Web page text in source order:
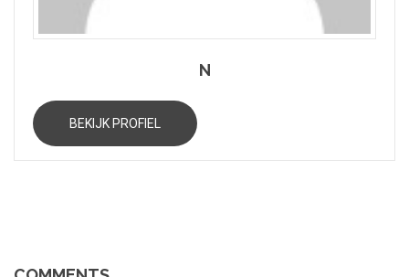
N
BEKIJK PROFIEL